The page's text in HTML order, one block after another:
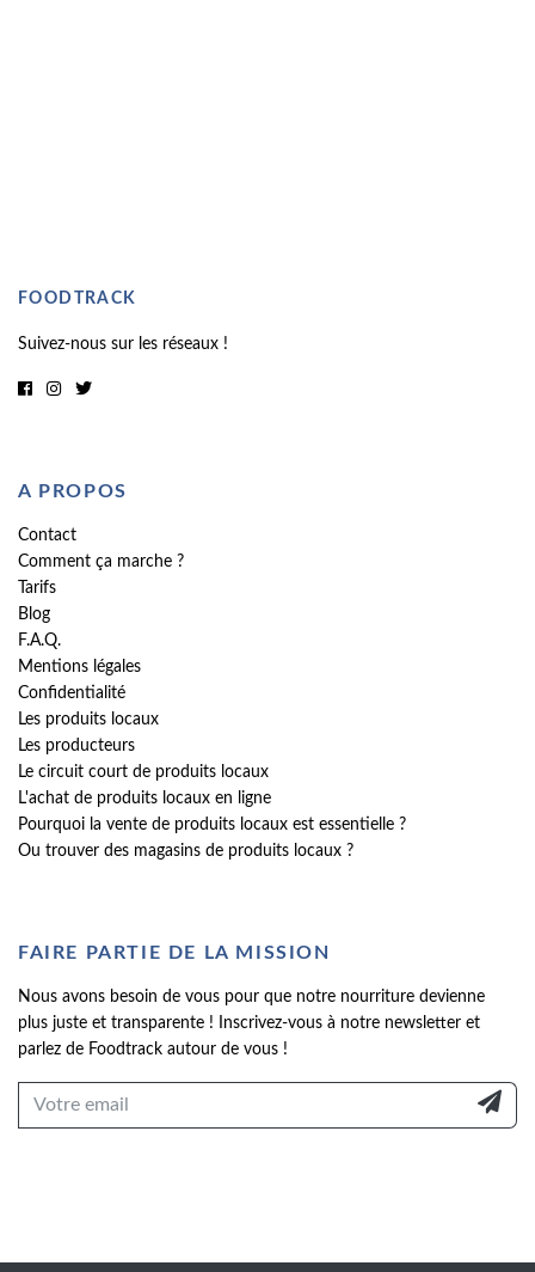
FOODTRACK
Suivez-nous sur les réseaux !
A PROPOS
Contact
Comment ça marche ?
Tarifs
Blog
F.A.Q.
Mentions légales
Confidentialité
Les produits locaux
Les producteurs
Le circuit court de produits locaux
L'achat de produits locaux en ligne
Pourquoi la vente de produits locaux est essentielle ?
Ou trouver des magasins de produits locaux ?
FAIRE PARTIE DE LA MISSION
Nous avons besoin de vous pour que notre nourriture devienne
plus juste et transparente ! Inscrivez-vous à notre newsletter et
parlez de Foodtrack autour de vous !